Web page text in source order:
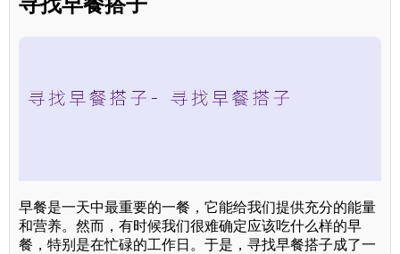
早餐是一天中最重要的一餐，它能给我们提供充分的能量
和营养。然而，有时候我们很难确定应该吃什么样的早
餐，特别是在忙碌的工作日。于是，寻找早餐搭子成了一